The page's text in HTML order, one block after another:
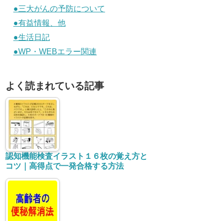
カテゴリー
●疲れない体作り
汗をかく（新陳代謝促進）運動
疲れない、疲れを取る食事
●肥満 対策
肥満による病気のリスク
バランスの良い食事
便秘解消で痩せる
ダイエット
肥満、便秘解消サプリ
●運動不足 対策
短時間で出来る運動で効果なもの
●精力減退 対策
●腰痛 対策